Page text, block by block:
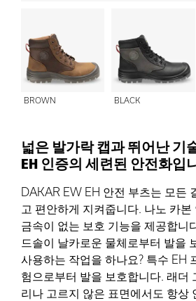
BROWN BLACK
넓은 발가락 캡과 뛰어난 기
EH 인증의 세련된 안전화입
DAKAR EW EH 안전 부츠는 모든
고 편안하게 지켜줍니다. 나노 카본
금속이 없는 보호 기능을 제공합니
드솔이 날카로운 물체로부터 발을
사용하는 작업을 하나요? 특수 EH
험으로부터 발을 보호합니다. 래더
리나 고르지 않은 표면에서도 항상